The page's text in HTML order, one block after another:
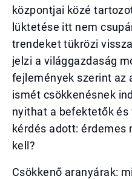
központjai közé
lüktetése itt nem
trendeket tükrözi
jelzi a világgazdaság
fejlemények szerint az
ismét csökkenésnek
nyithat a befektetők és
kérdés adott: érdemes
kell?
Csökkenő aranyárak: